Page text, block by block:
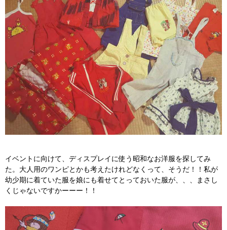
イベントに向けて、ディスプレイに使う昭和なお洋服を探してみ
た。大人用のワンピとかも考えたけれどなくって、そうだ！！私が
幼少期に着ていた服を娘にも着せてとっておいた服が、、、まさし
くじゃないですかーーー！！